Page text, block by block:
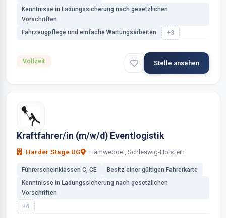
Kenntnisse in Ladungssicherung nach gesetzlichen
Vorschriften
Fahrzeugpflege und einfache Wartungsarbeiten
+3
Vollzeit Stelle ansehen
Kraftfahrer/in (m/w/d) Eventlogistik
Harder Stage UG Hamweddel, Schleswig-Holstein
Führerscheinklassen C, CE
Besitz einer gültigen Fahrerkarte
Kenntnisse in Ladungssicherung nach gesetzlichen
Vorschriften
+4